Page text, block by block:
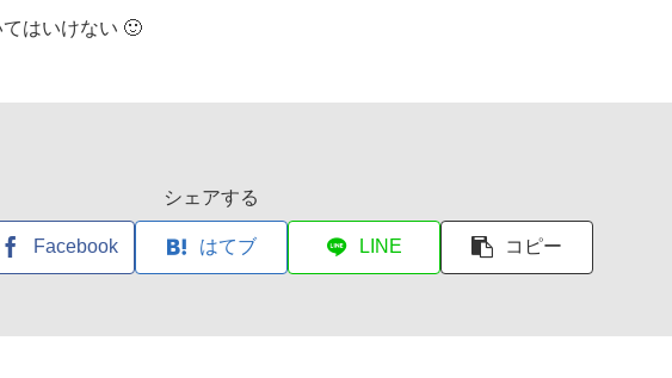
はいけない 🙂
シェアする
Facebook はてブ LINE コピー